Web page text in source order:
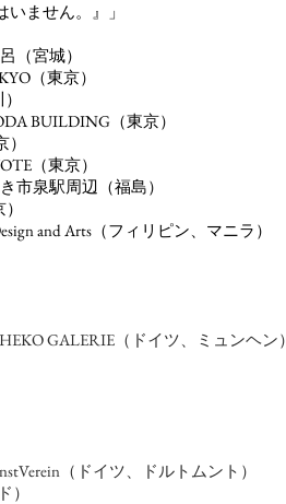
ません。』」
（宮城）
（東京）
BUILDING（東京）
（東京）
市泉駅周辺（福島）
and Arts（フィリピン、マニラ）
GALERIE（ドイツ、ミュンヘン）
（ドイツ、ドルトムント）
）